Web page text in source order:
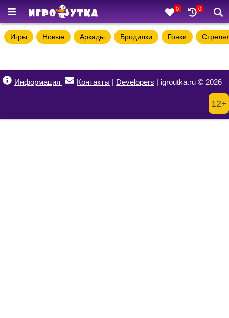
0 0
Игры Новые Аркады Бродилки Гонки
Информация Контакты | Developers | igroutka.ru © 2026
12+